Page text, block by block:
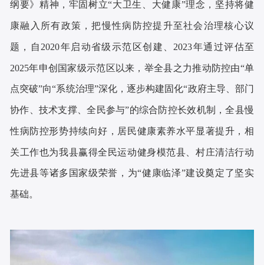
纲要》精神，牢固树立“大卫生、大健康”理念，坚持将健
康融入所有政策，把慢性病防控提升至社会治理核心议
题，自2020年启动省级示范区创建、2023年通过评估至
2025年申创国家级示范区以来，举全县之力推动防控由“单
点突破”向“系统治理”深化，逐步构建固化“政府主导、部门
协作、技术支撑、全民参与”的综合防控长效机制，全县慢
性病防控形势持续向好，居民健康素养水平显著提升，相
关工作也为我县赢得全民运动健身模范县、村庄清洁行动
先进县等诸多国家级荣誉，为“健康临泽”建设奠定了坚实
基础。